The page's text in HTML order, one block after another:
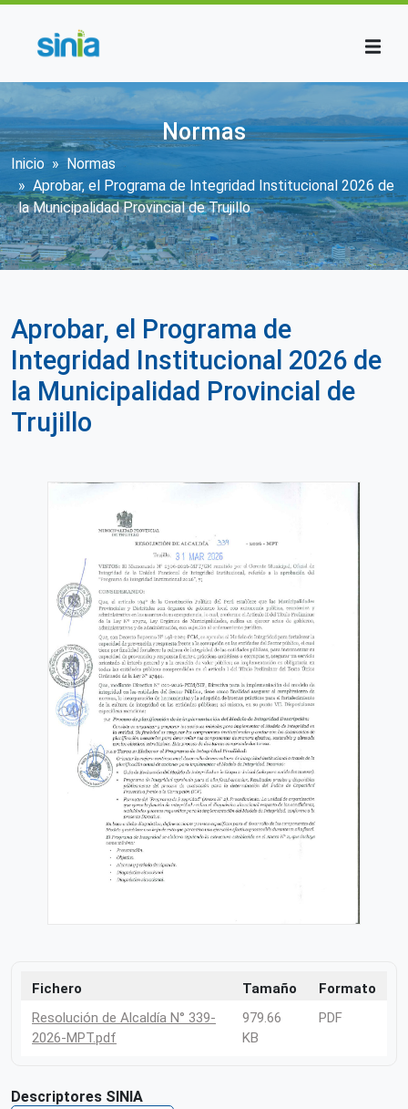
Normas
Sobrescribir enlaces de ayuda a la
Inicio
Normas
Aprobar, el Programa de Integridad Institucional 2026 de
la Municipalidad Provincial de Trujillo
Aprobar, el Programa de
Integridad Institucional 2026 de
la Municipalidad Provincial de
Trujillo
Fichero Tamaño
Formato
Resolución de Alcaldía N° 339-
2026-MPT.pdf
979.66
KB
PDF
Descriptores SINIA